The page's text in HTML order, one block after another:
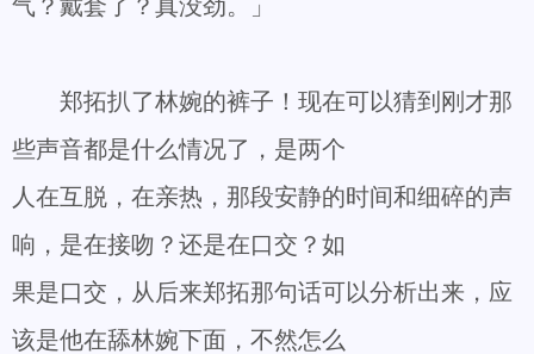
气？戴套了？真没劲。」
郑拓扒了林婉的裤子！现在可以猜到刚才那
些声音都是什么情况了，是两个
人在互脱，在亲热，那段安静的时间和细碎的声
响，是在接吻？还是在口交？如
果是口交，从后来郑拓那句话可以分析出来，应
该是他在舔林婉下面，不然怎么